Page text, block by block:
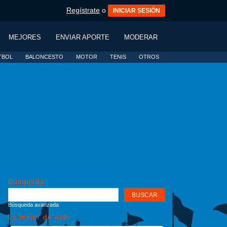
Regístrate o INICIAR SESIÓN
MEJORES ENVIAR APORTE MODERAR
BALONCESTO MOTOR TENIS OTROS
Búsqueda
Búsqueda avanzada
Lo mejor de ayer